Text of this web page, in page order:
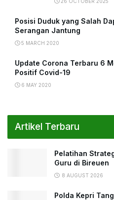
Posisi Duduk yang Salah
Serangan Jantung
5 MARCH 2020
Update Corona Terbaru 6
Positif Covid-19
6 MAY 2020
Artikel Terbaru
Pelatihan
Guru di Bireuen
8 AUGUST 2026
Polda Kepri